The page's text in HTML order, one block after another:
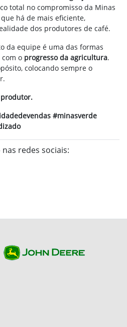
total no compromisso da Minas
há de mais eficiente,
dos produtores de café.
da equipe é uma das formas
o progresso da agricultura.
colocando sempre o
#minasverde
redes sociais: